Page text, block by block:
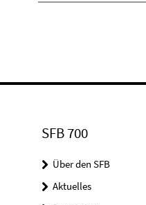
SFB 700
Über den SFB
Aktuelles